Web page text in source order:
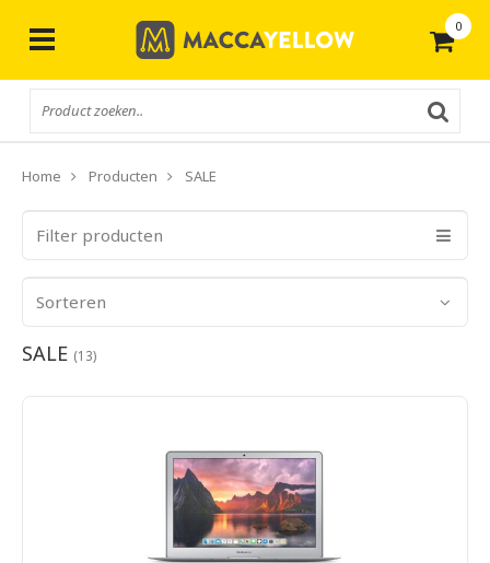
0
Home Producten SALE
Filter producten
Sorteren
SALE (13)